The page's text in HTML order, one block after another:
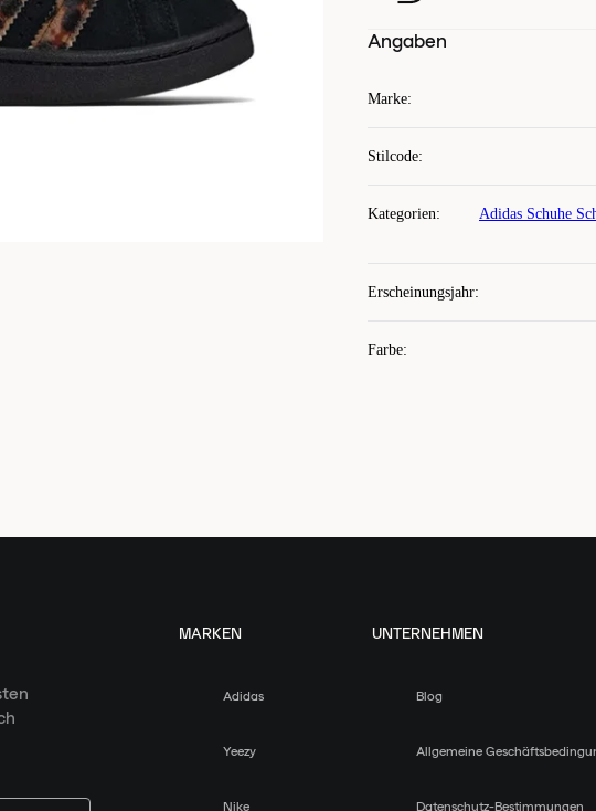
Angaben
Marke:
Stilcode:
Kategorien: Adidas Schuhe
Erscheinungsjahr:
Farbe:
MARKEN
Adidas
Yeezy
Nike
UNTERNEHMEN
Blog
Allgemeine
Datenschutz-Bestimmungen